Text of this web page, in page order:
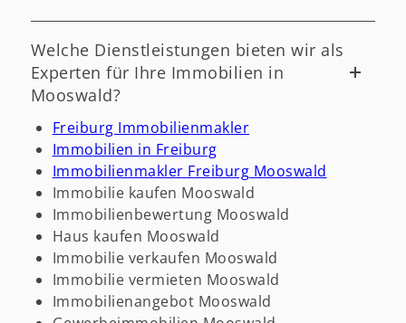
Welche Dienstleistungen bieten wir als
Experten für Ihre Immobilien in
Mooswald?
Freiburg Immobilienmakler
Immobilien in Freiburg
Immobilienmakler Freiburg Mooswald
Immobilie kaufen Mooswald
Immobilienbewertung Mooswald
Haus kaufen Mooswald
Immobilie verkaufen Mooswald
Immobilie vermieten Mooswald
Immobilienangebot Mooswald